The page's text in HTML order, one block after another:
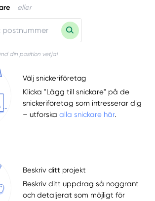
eller
din position vetja!
Välj snickeriföretag
Klicka "Lägg till snickare" på de
snickeriföretag som intresserar dig
– utforskaalla snickare här.
Beskriv ditt projekt
Beskriv ditt uppdrag så noggrant
och detaljerat som möjligt för